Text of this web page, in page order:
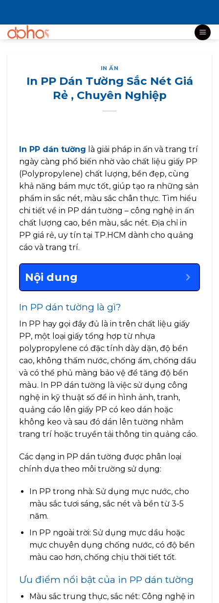
nội
dung
IN ẤN
In PP Dán Tường Sắc Nét Giá
Rẻ , Chuyên Nghiệp
In PP dán tường là giải pháp in ấn và trang trí
ngày càng phổ biến nhờ vào chất liệu giấy PP
(Polypropylene) chất lượng, bền đẹp, cùng
khả năng bám mực tốt, giúp tạo ra những sản
phẩm in sắc nét, màu sắc chân thực. Tìm hiểu
chi tiết về in PP dán tường – công nghệ in ấn
chất lượng cao, bền màu, sắc nét. Địa chỉ in
PP giá rẻ, uy tín tại TP.HCM dành cho quảng
cáo và trang trí.
Nội dung
In PP dán tường là gì?
In PP hay gọi đầy đủ là in trên chất liệu giấy
PP, một loại giấy tổng hợp từ nhựa
polypropylene có đặc tính dày dặn, độ bền
cao, không thấm nước, chống ẩm, chống dầu
và có thể phủ màng bảo vệ để tăng độ bền
màu. In PP dán tường là việc sử dụng công
nghệ in kỹ thuật số để in hình ảnh, tranh,
quảng cáo lên giấy PP có keo dán hoặc
không keo và sau đó dán lên tường nhằm
trang trí hoặc truyền tải thông tin quảng cáo.
Các dạng in PP dán tường được phân loại
chính dựa theo môi trường sử dụng:
In PP trong nhà: Sử dụng mực nước, cho
màu sắc tươi sáng, sắc nét và bền từ 3-5
năm.
In PP ngoài trời: Sử dụng mực dầu hoặc
mực chuyên dụng chống nước, có độ bền
màu cao hơn, chống chịu thời tiết tốt.
Ưu điểm nổi bật của in PP dán tường
Màu sắc trung thực, sắc nét: Công nghệ in